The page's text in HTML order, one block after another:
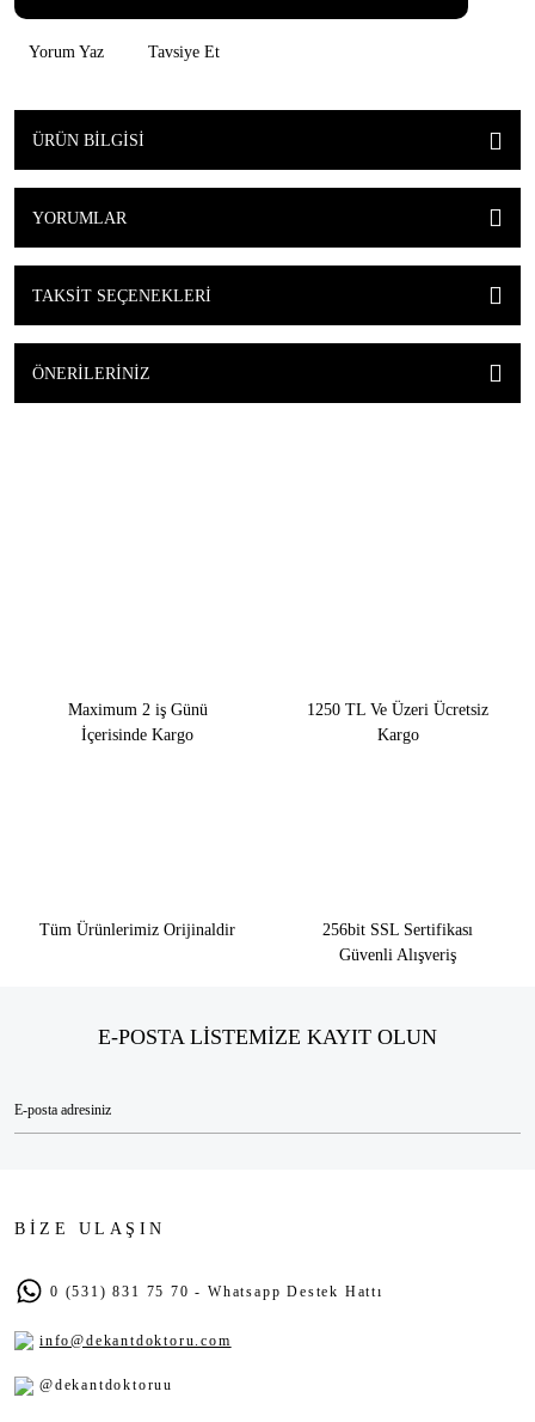
Yorum Yaz Tavsiye Et
ÜRÜN BILGISI
YORUMLAR
TAKSIT SEÇENEKLERI
ÖNERILERINIZ
Maximum 2 iş Günü
İçerisinde Kargo
1250 TL Ve Üzeri Ücretsiz
Kargo
Tüm Ürünlerimiz Orijinaldir
256bit SSL Sertifikası
Güvenli Alışveriş
E-POSTA LİSTEMİZE KAYIT OLUN
BİZE ULAŞIN
0 (531) 831 75 70 - Whatsapp Destek Hattı
info@dekantdoktoru.com
@dekantdoktoruu